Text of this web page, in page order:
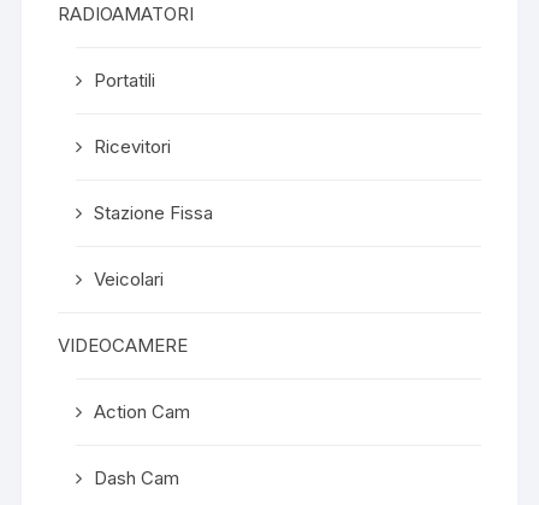
RADIOAMATORI
Portatili
Ricevitori
Stazione Fissa
Veicolari
VIDEOCAMERE
Action Cam
Dash Cam